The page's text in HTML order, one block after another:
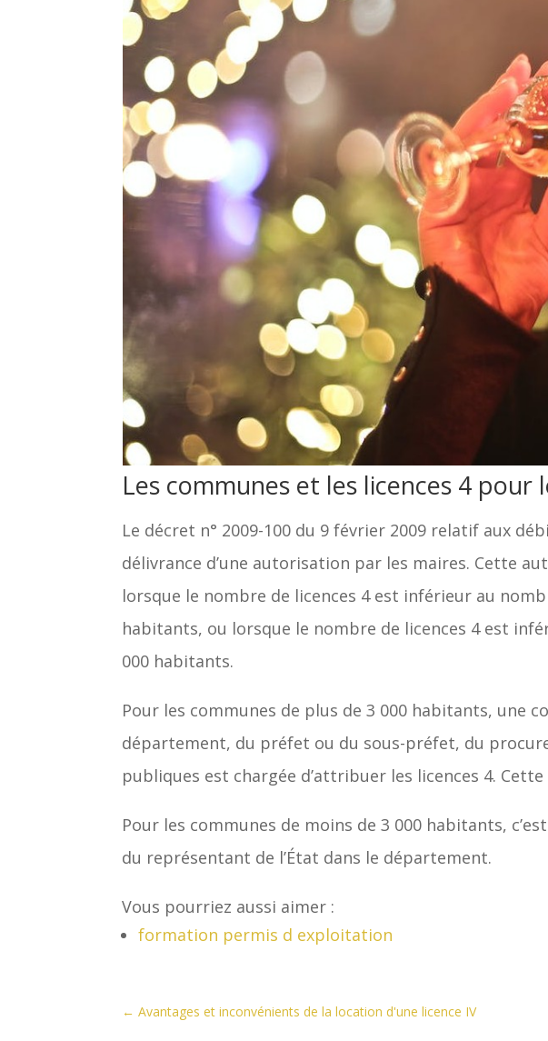
Les communes et les licences 4 pour
Le décret n° 2009-100 du 9 février 2009 relatif aux
délivrance d’une autorisation par les maires. Cette
lorsque le nombre de licences 4 est inférieur au
habitants, ou lorsque le nombre de licences 4 est
000 habitants.
Pour les communes de plus de 3 000 habitants, une
département, du préfet ou du sous-préfet, du
publiques est chargée d’attribuer les licences 4.
Pour les communes de moins de 3 000 habitants,
du représentant de l’État dans le département.
Vous pourriez aussi aimer :
formation permis d exploitation
←Avantages et inconvénients de la location d'une licence IV